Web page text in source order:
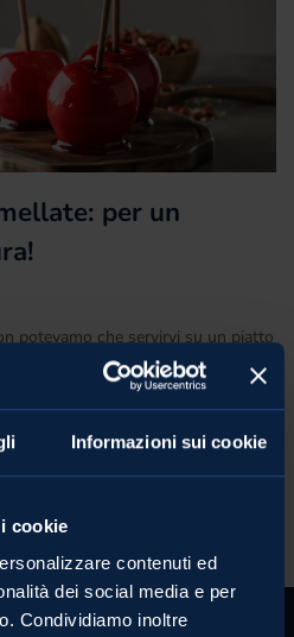
Informazioni sui cookie
cookie
contenuti ed
dei social media e per
Condividiamo inoltre
per un
potevamo che servirvi su un piatto
mela caramellata. Inutile dirlo: